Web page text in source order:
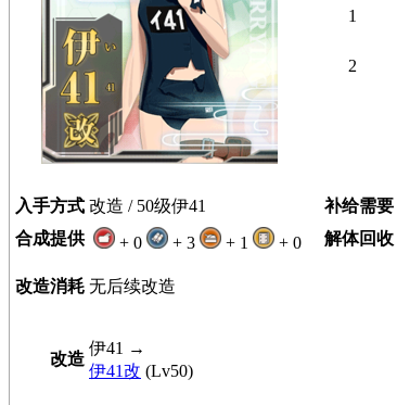
1
2
入手方式 改造 / 50级伊41 补给需要
合成提供
+ 0 + 3 + 1 + 0 解体回收
改造消耗 无后续改造
改造
伊41 →
伊41改 (Lv50)